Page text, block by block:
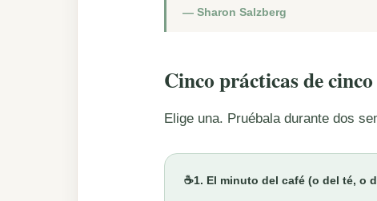
— Sharon Salzberg
Cinco prácticas de
Elige una. Pruébala durante dos
☕1. El minuto del café (o del té, o